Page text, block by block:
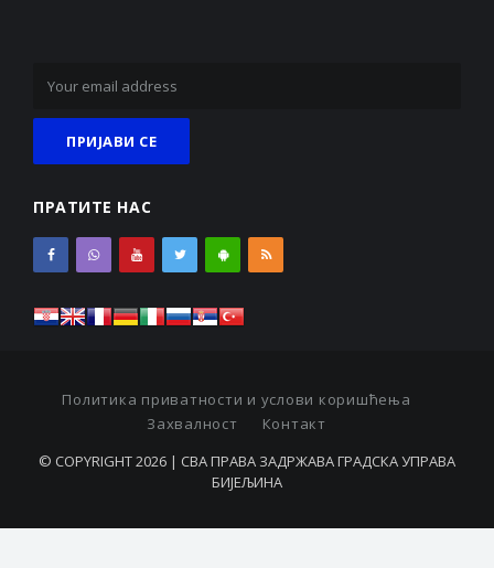
ПРАТИТЕ НАС
Политика приватности и услови коришћења
Захвалност
Контакт
© COPYRIGHT 2026 | СВА ПРАВА ЗАДРЖАВА ГРАДСКА УПРАВА
БИЈЕЉИНА